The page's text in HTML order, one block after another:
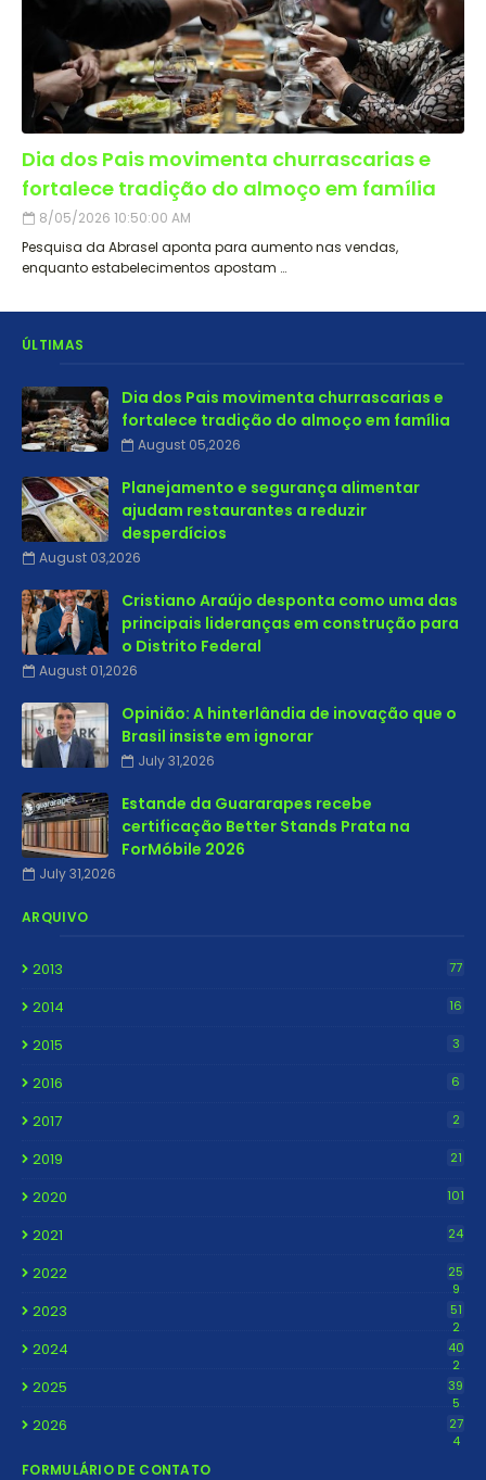
Dia dos Pais movimenta churrascarias e
fortalece tradição do almoço em família
8/05/2026 10:50:00 AM
Pesquisa da Abrasel aponta para aumento nas vendas,
enquanto estabelecimentos apostam …
ÚLTIMAS
Dia dos Pais movimenta churrascarias e
fortalece tradição do almoço em família
August 05,2026
Planejamento e segurança alimentar
ajudam restaurantes a reduzir
desperdícios
August 03,2026
Cristiano Araújo desponta como uma das
principais lideranças em construção para
o Distrito Federal
August 01,2026
Opinião: A hinterlândia de inovação que o
Brasil insiste em ignorar
July 31,2026
Estande da Guararapes recebe
certificação Better Stands Prata na
ForMóbile 2026
July 31,2026
ARQUIVO
2013 77
2014 16
2015 3
2016 6
2017 2
2019 21
2020 101
2021 24
2022
25
9
2023
51
2
2024
40
2
2025
39
5
2026
27
4
FORMULÁRIO DE CONTATO